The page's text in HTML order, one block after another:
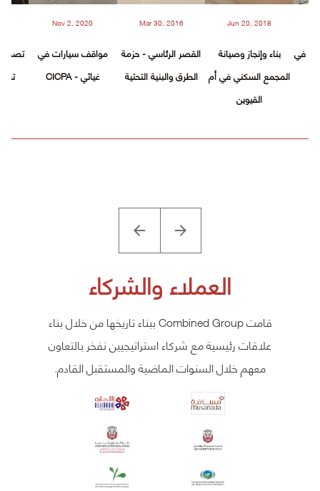
Nov 2, 2020
مواقف سيارات في
غياثي - CICPA
Mar 30, 2016
القصر الرئاسي - حزمة
الطرق والبنية التحتية
Jun 20, 2018
بناء وإنجاز وصيانة
المجمع السكني في أم
القيوين
في
العملاء والشركاء
قامت Combined Group ببناء تاريخها من خلال بناء
علاقات رئيسية مع شركاء استراتيجيين نفخر بالتعاون
معهم خلال السنوات الماضية والمستقبل القادم.